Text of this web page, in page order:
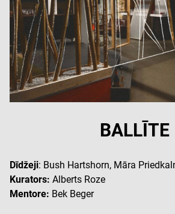
BALLĪTE
Dīdžeji: Bush Hartshorn, Māra
Kurators: Alberts Roze
Mentore: Bek Beger